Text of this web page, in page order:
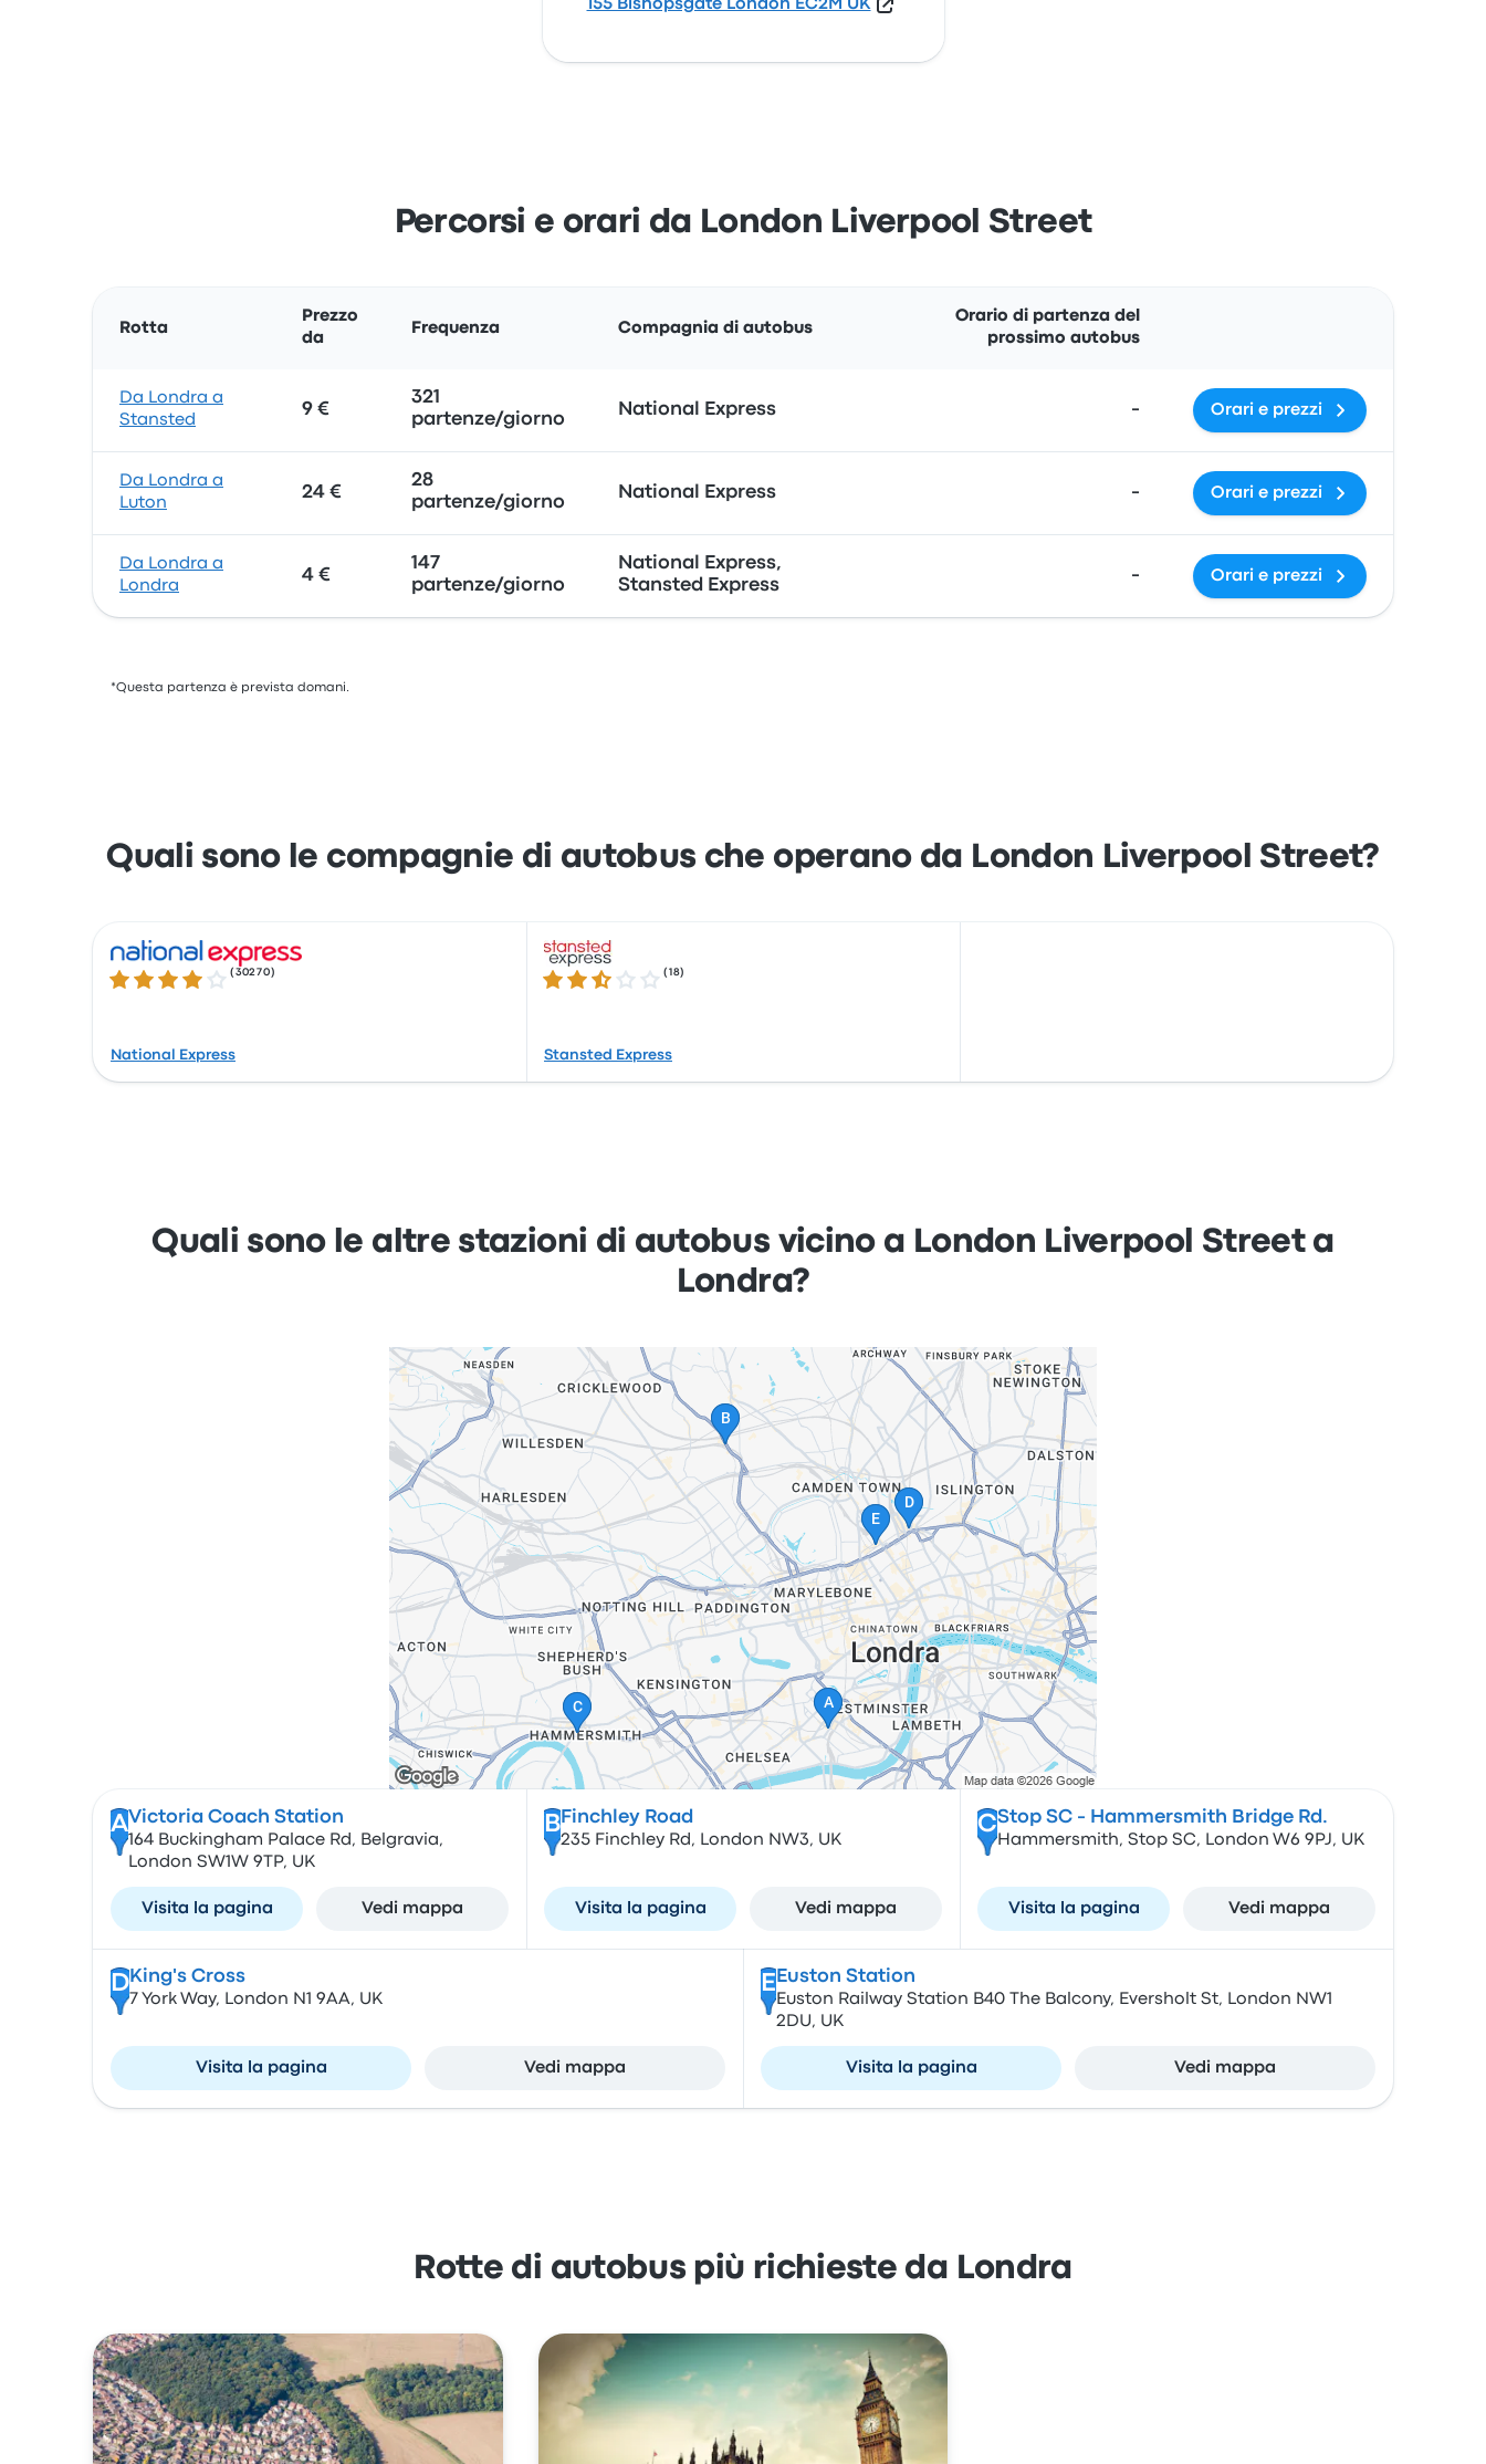
155 Bishopsgate London EC2M UK
Percorsi e orari da London Liverpool Street
Rotta
Prezzo
da
Frequenza Compagnia di autobus
Orario di partenza del
prossimo autobus
Da Londra a
Stansted
9 €
321
partenze/giorno
National Express - Orari e prezzi
Da Londra a
Luton
24 €
28
partenze/giorno
National Express - Orari e prezzi
Da Londra a
Londra
4 €
147
partenze/giorno
National Express,
Stansted Express
- Orari e prezzi
*Questa partenza è prevista domani.
Quali sono le compagnie di autobus che operano da London Liverpool Street?
4.2 su 5 stelle ( 30270 )
National Express
2.7 su 5 stelle ( 18)
Stansted Express
Quali sono le altre stazioni di autobus vicino a London Liverpool Street a
Londra?
AVictoria Coach Station
164 Buckingham Palace Rd, Belgravia,
London SW1W 9TP, UK
Visita la pagina Vedi mappa
B Finchley Road
235 Finchley Rd, London NW3, UK
Visita la pagina Vedi mappa
CStop SC - Hammersmith Bridge Rd.
Hammersmith, Stop SC, London W6 9PJ, UK
Visita la pagina Vedi mappa
DKing's Cross
7 York Way, London N1 9AA, UK
Visita la pagina Vedi mappa
E Euston Station
Euston Railway Station B40 The Balcony, Eversholt St, London NW1
2DU, UK
Visita la pagina Vedi mappa
Rotte di autobus più richieste da Londra